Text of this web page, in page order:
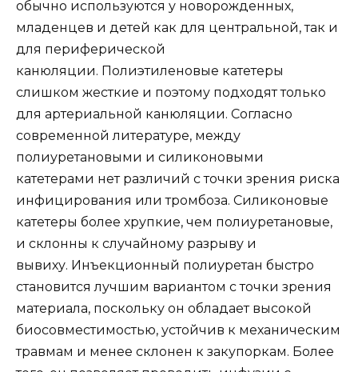
обычно используются у новорожденных,
младенцев и детей как для центральной, так и
для периферической
канюляции. Полиэтиленовые катетеры
слишком жесткие и поэтому подходят только
для артериальной канюляции. Согласно
современной литературе, между
полиуретановыми и силиконовыми
катетерами нет различий с точки зрения риска
инфицирования или тромбоза. Силиконовые
катетеры более хрупкие, чем полиуретановые,
и склонны к случайному разрыву и
вывиху. Инъекционный полиуретан быстро
становится лучшим вариантом с точки зрения
материала, поскольку он обладает высокой
биосовместимостью, устойчив к механическим
травмам и менее склонен к закупоркам. Более